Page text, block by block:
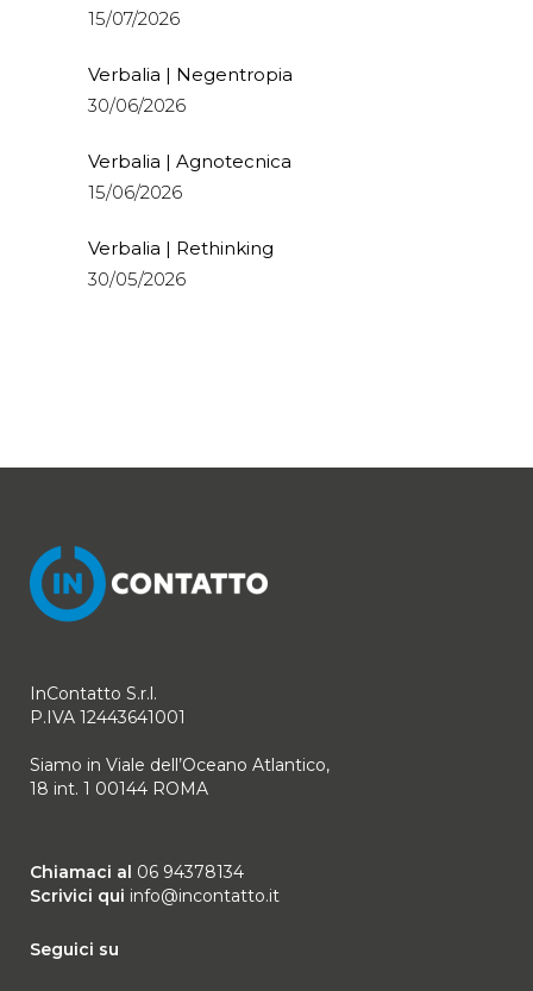
15/07/2026
Verbalia | Negentropia
30/06/2026
Verbalia | Agnotecnica
15/06/2026
Verbalia | Rethinking
30/05/2026
InContatto S.r.l.
P.IVA 12443641001
Siamo in Viale dell’Oceano Atlantico,
18 int. 1 00144 ROMA
Chiamaci al 06 94378134
Scrivici qui info@incontatto.it
Seguici su